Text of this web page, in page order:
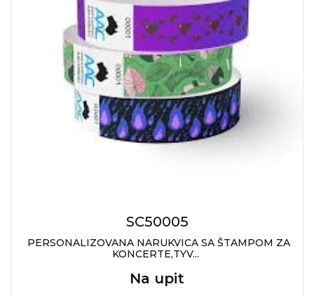
SC50005
PERSONALIZOVANA NARUKVICA SA ŠTAMPOM ZA
KONCERTE,TYV...
Na upit